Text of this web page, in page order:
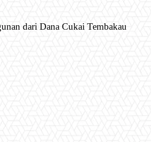
dari Dana Cukai Tembakau